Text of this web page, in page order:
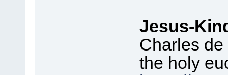
Jesus-
Charles
the holy